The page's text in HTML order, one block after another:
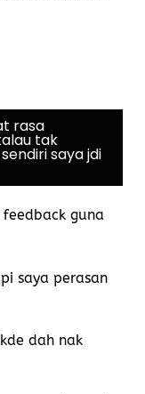
rasa
tak
saya jdi
guna
saya perasan
dah nak